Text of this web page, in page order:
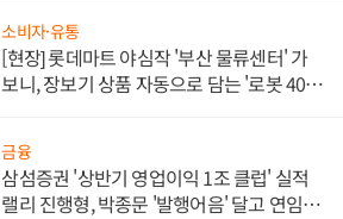
소비자·유통
[현장] 롯데마트 야심작 '부산 물류센터' 가
보니, 장보기 상품 자동으로 담는 '로봇 400
금융
삼섬증권 '상반기 영업이익 1조 클럽' 실적
랠리 진행형, 박종문 '발행어음' 달고 연임 향